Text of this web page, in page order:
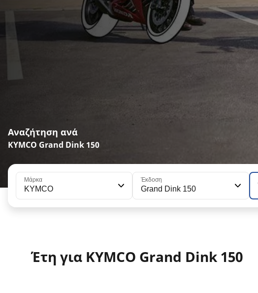
Αναζήτηση ανά
KYMCO Grand Dink 150
Μάρκα
KYMCO
Έκδοση
Grand Dink 150
Έτη για KYMCO Grand Dink 150